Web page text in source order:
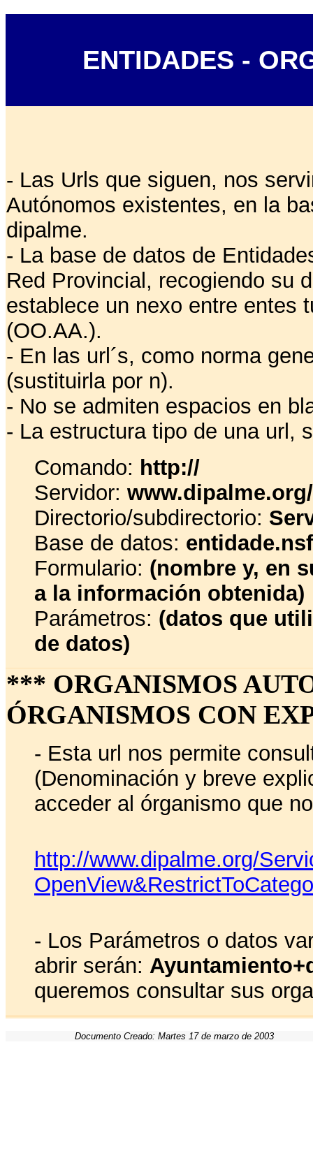
ENTIDADES -
- Las Urls que siguen, nos
Autónomos existentes, en la
dipalme.
- La base de datos de
Red Provincial, recogiendo su
establece un nexo entre entes
(OO.AA.).
- En las url´s, como norma
(sustituirla por n).
- No se admiten espacios en
- La estructura tipo de una url,
Comando: http://
Servidor: www.dipalme.org/
Directorio/subdirectorio:
Base de datos:
Formulario: (nombre y, en
a la información obtenida)
Parámetros: (datos que
de datos)
*** ORGANISMOS
ÓRGANISMOS CON
- Esta url nos permite
(Denominación y breve
acceder al órganismo que
http://www.dipalme.org/
- Los Parámetros o datos
abrir serán:
queremos consultar sus
Documento Creado: Martes 17 de marzo de 2003